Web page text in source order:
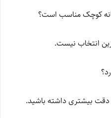
کوچک مناسب است؟
انتخاب نیست.
دقت بیشتری داشته باشید.